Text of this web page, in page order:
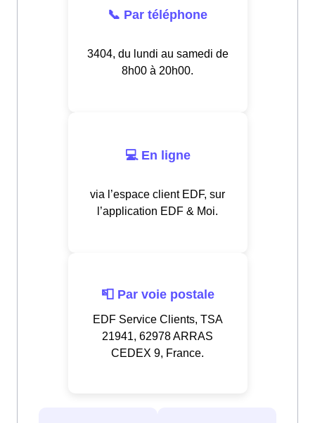
📞 Par téléphone
3404, du lundi au samedi de
8h00 à 20h00.
💻 En ligne
via l’espace client EDF, sur
l’application EDF & Moi.
📮 Par voie postale
EDF Service Clients, TSA
21941, 62978 ARRAS
CEDEX 9, France.